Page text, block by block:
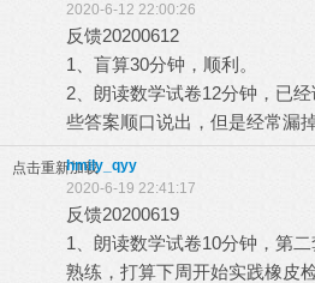
2020-6-12 22:00:26
反馈20200612
1、盲算30分钟，顺利。
2、朗读数学试卷12分钟，已
些答案顺口说出，但是经常漏
点击重新加载hmily_qyy
2020-6-19 22:41:17
反馈20200619
1、朗读数学试卷10分钟，第
熟练，打算下周开始实践橡皮检